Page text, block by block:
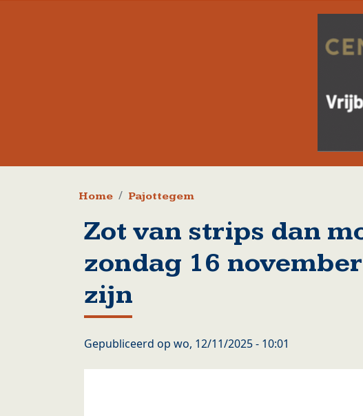
Kruimelpad
Home Pajottegem
Zot van strips dan
zondag 16
zijn
Gepubliceerd op wo, 12/11/2025 - 10:01